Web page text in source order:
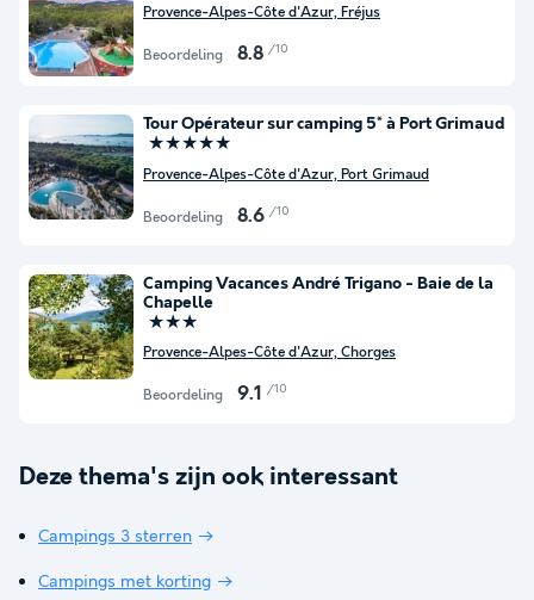
Provence-Alpes-Côte d'Azur, Fréjus
Beoordeling 8.8 /10
Tour Opérateur sur camping 5* à Port Grimaud
★★★★★
Provence-Alpes-Côte d'Azur, Port Grimaud
Beoordeling 8.6 /10
Camping Vacances André Trigano - Baie de la
Chapelle
★★★
Provence-Alpes-Côte d'Azur, Chorges
Beoordeling 9.1 /10
Deze thema's zijn ook interessant
Campings 3 sterren
Campings met korting